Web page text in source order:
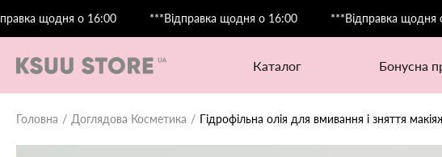
щодня о 16:00 ***Відправка щодня о 16:00 ***Відправка щодня о
каталог бонусна
Головна Доглядова Косметика Гідрофільна олія для вмивання і зняття